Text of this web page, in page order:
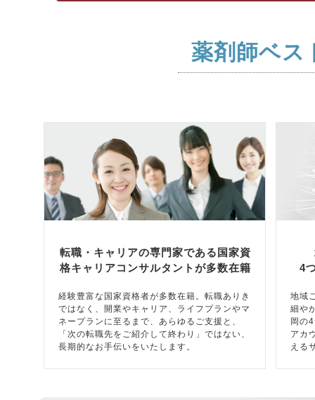
薬剤師ベス
転職・キャリアの専門家である国家資
格キャリアコンサルタントが多数在籍
経験豊富な国家資格者が多数在籍。転職ありき
ではなく、開業やキャリア、ライフプランやマ
ネープランに至るまで、あらゆるご支援と、
「次の転職先をご紹介して終わり」ではない、
長期的なお手伝いをいたします。
4
地域
細や
岡の
アカ
える